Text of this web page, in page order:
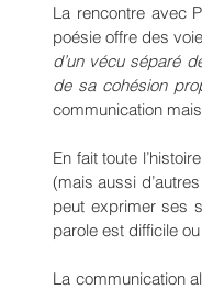
La rencontre avec
poésie offre des
d’un vécu séparé
de sa cohésion
communication
En fait toute
(mais aussi
peut exprimer ses
parole est difficile
La communication